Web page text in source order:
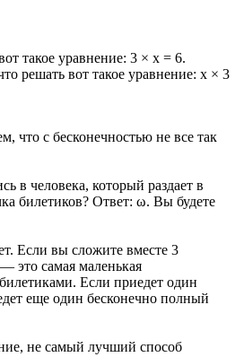
такое уравнение: 3 × x = 6.
решать вот такое уравнение: х × 3
что с бесконечностью не все так
в человека, который раздает в
билетиков? Ответ: ω. Вы будете
Если вы сложите вместе 3
это самая маленькая
Если приедет один
еще один бесконечно полный
не самый лучший способ